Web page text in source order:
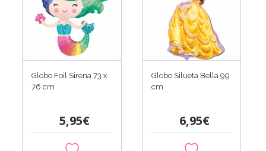
Globo Foil Sirena 73 x
76 cm
5,95€
Globo Silueta Bella 99
cm
6,95€